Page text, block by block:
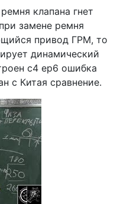
клапана гнет
замене ремня
привод ГРМ, то
динамический
c4 ep6 ошибкa
c Китая сравнение.